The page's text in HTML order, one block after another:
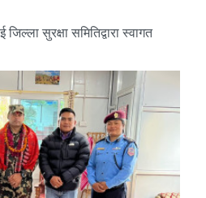
सुरक्षा समितिद्वारा स्वागत